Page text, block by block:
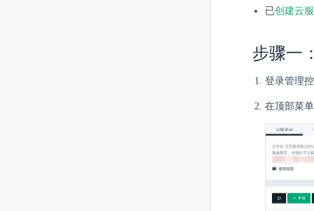
已创建云
步骤一
登录管理
在顶部菜